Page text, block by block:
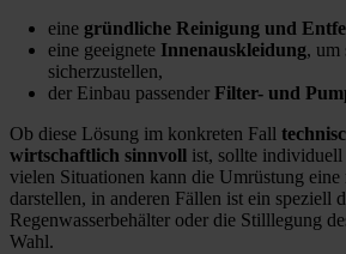
eine gründliche Reinigung und
eine geeignete Innenauskleidung, um
sicherzustellen,
der Einbau passender Filter- und
Ob diese Lösung im konkreten Fall
wirtschaftlich sinnvoll ist, sollte
vielen Situationen kann die Umrüstung
darstellen, in anderen Fällen ist ein speziell
Regenwasserbehälter oder die Stilllegung
Wahl.